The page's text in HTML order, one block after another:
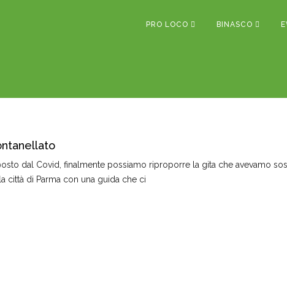
PRO LOCO BINASCO
dal Covid, finalmente possiamo riproporre la gita che avevamo
città di Parma con una guida che ci